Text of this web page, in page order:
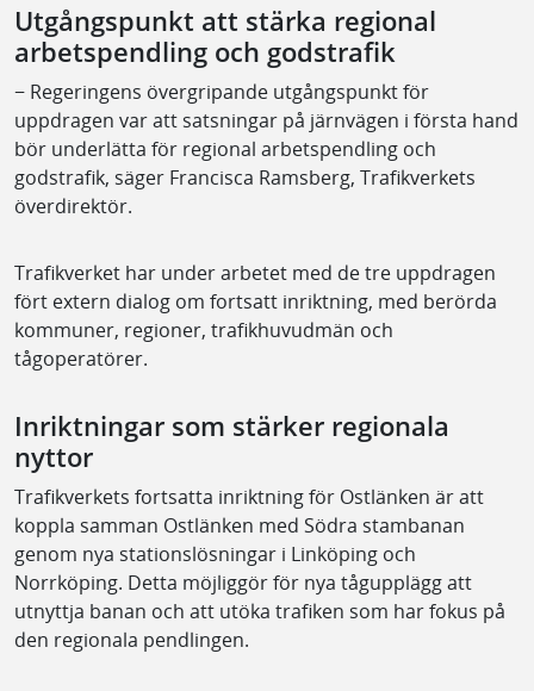
Utgångspunkt att stärka regional
arbetspendling och godstrafik
− Regeringens övergripande utgångspunkt för
uppdragen var att satsningar på järnvägen i första hand
bör underlätta för regional arbetspendling och
godstrafik, säger Francisca Ramsberg, Trafikverkets
överdirektör.
Trafikverket har under arbetet med de tre uppdragen
fört extern dialog om fortsatt inriktning, med berörda
kommuner, regioner, trafikhuvudmän och
tågoperatörer.
Inriktningar som stärker regionala
nyttor
Trafikverkets fortsatta inriktning för Ostlänken är att
koppla samman Ostlänken med Södra stambanan
genom nya stationslösningar i Linköping och
Norrköping. Detta möjliggör för nya tågupplägg att
utnyttja banan och att utöka trafiken som har fokus på
den regionala pendlingen.